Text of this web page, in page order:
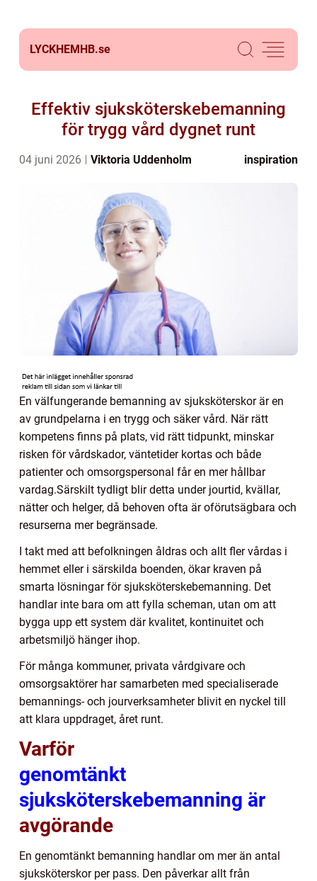
LYCKHEMHB.se
Effektiv sjuksköterskebemanning
för trygg vård dygnet runt
04 juni 2026 Viktoria Uddenholm inspiration
En välfungerande bemanning av sjuksköterskor är en
av grundpelarna i en trygg och säker vård. När rätt
kompetens finns på plats, vid rätt tidpunkt, minskar
risken för vårdskador, väntetider kortas och både
patienter och omsorgspersonal får en mer hållbar
vardag.Särskilt tydligt blir detta under jourtid, kvällar,
nätter och helger, då behoven ofta är oförutsägbara och
resurserna mer begränsade.
I takt med att befolkningen åldras och allt fler vårdas i
hemmet eller i särskilda boenden, ökar kraven på
smarta lösningar för sjuksköterskebemanning. Det
handlar inte bara om att fylla scheman, utan om att
bygga upp ett system där kvalitet, kontinuitet och
arbetsmiljö hänger ihop.
För många kommuner, privata vårdgivare och
omsorgsaktörer har samarbeten med specialiserade
bemannings- och jourverksamheter blivit en nyckel till
att klara uppdraget, året runt.
Varför
genomtänkt
sjuksköterskebemanning är
avgörande
En genomtänkt bemanning handlar om mer än antal
sjuksköterskor per pass. Den påverkar allt från